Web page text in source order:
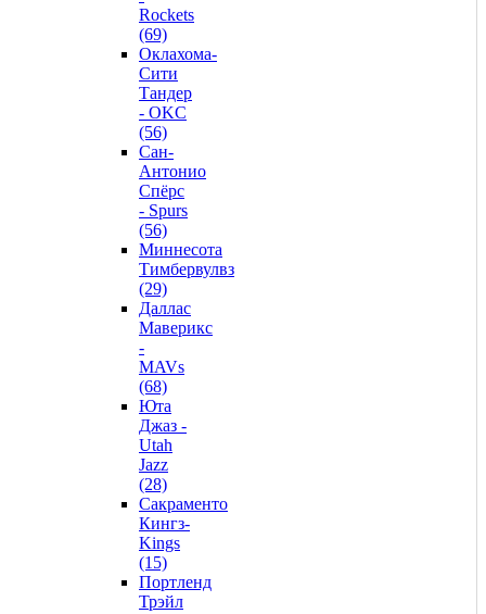
Rockets
(69)
Оклахома-
Сити
Тандер
- OKC
(56)
Сан-
Антонио
Спёрс
- Spurs
(56)
Миннесота
Тимбервулвз
(29)
Даллас
Маверикс
-
MAVs
(68)
Юта
Джаз -
Utah
Jazz
(28)
Сакраменто
Кингз-
Kings
(15)
Портленд
Трэйл